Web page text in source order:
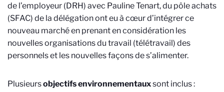
de l’employeur (DRH) avec Pauline Tenart, du pôle achats
(SFAC) de la délégation ont eu à cœur d’intégrer ce
nouveau marché en prenant en considération les
nouvelles organisations du travail (télétravail) des
personnels et les nouvelles façons de s’alimenter.
Plusieursobjectifs environnementauxsont inclus :